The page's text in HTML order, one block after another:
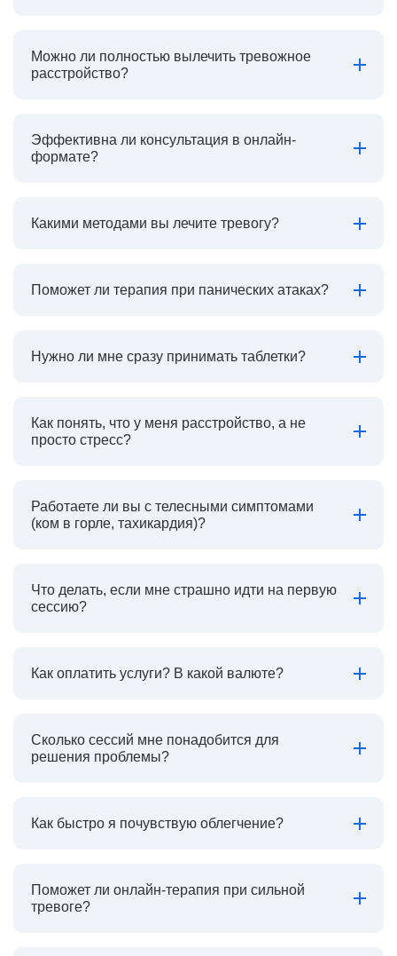
Можно ли полностью вылечить тревожное
расстройство?
Эффективна ли консультация в онлайн-
формате?
Какими методами вы лечите тревогу?
Поможет ли терапия при панических атаках?
Нужно ли мне сразу принимать таблетки?
Как понять, что у меня расстройство, а не
просто стресс?
Работаете ли вы с телесными симптомами
(ком в горле, тахикардия)?
Что делать, если мне страшно идти на первую
сессию?
Как оплатить услуги? В какой валюте?
Сколько сессий мне понадобится для
решения проблемы?
Как быстро я почувствую облегчение?
Поможет ли онлайн-терапия при сильной
тревоге?